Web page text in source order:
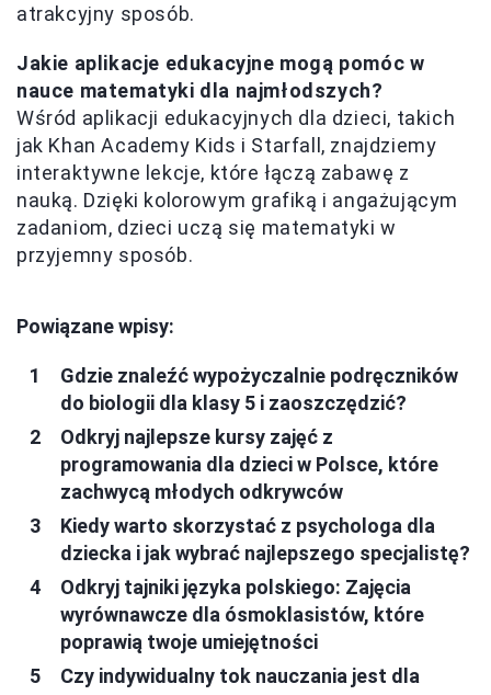
atrakcyjny sposób.
Jakie aplikacje edukacyjne mogą pomóc w
nauce matematyki dla najmłodszych?
Wśród aplikacji edukacyjnych dla dzieci, takich
jak Khan Academy Kids i Starfall, znajdziemy
interaktywne lekcje, które łączą zabawę z
nauką. Dzięki kolorowym grafiką i angażującym
zadaniom, dzieci uczą się matematyki w
przyjemny sposób.
Powiązane wpisy:
Gdzie znaleźć wypożyczalnie podręczników
do biologii dla klasy 5 i zaoszczędzić?
Odkryj najlepsze kursy zajęć z
programowania dla dzieci w Polsce, które
zachwycą młodych odkrywców
Kiedy warto skorzystać z psychologa dla
dziecka i jak wybrać najlepszego specjalistę?
Odkryj tajniki języka polskiego: Zajęcia
wyrównawcze dla ósmoklasistów, które
poprawią twoje umiejętności
Czy indywidualny tok nauczania jest dla